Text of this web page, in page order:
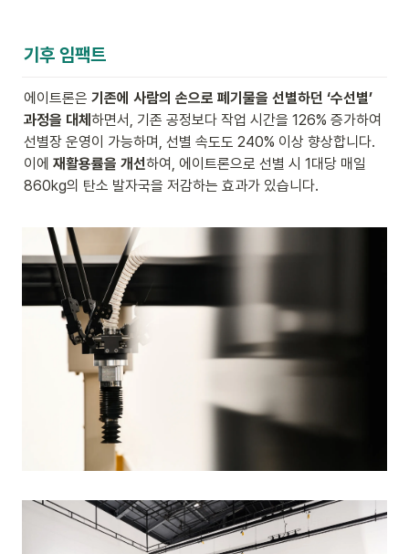
기후 임팩트
에이트론은 기존에 사람의 손으로 폐기물을 선별하던 ‘수선별’
과정을 대체 하면서, 기존 공정보다 작업 시간을 126% 증가하여
선별장 운영이 가능하며, 선별 속도도 240% 이상 향상합니다.
이에 재활용률을 개선하여, 에이트론으로 선별 시 1대당 매일
860kg의 탄소 발자국을 저감하는 효과가 있습니다.